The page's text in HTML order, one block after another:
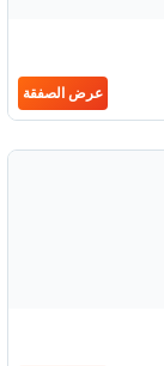
عرض الصفقة